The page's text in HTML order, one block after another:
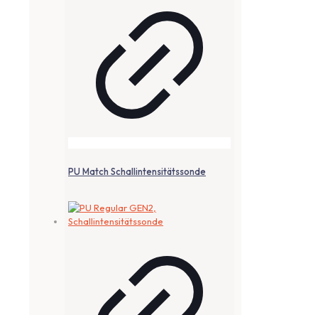
PU Match Schallintensitätssonde